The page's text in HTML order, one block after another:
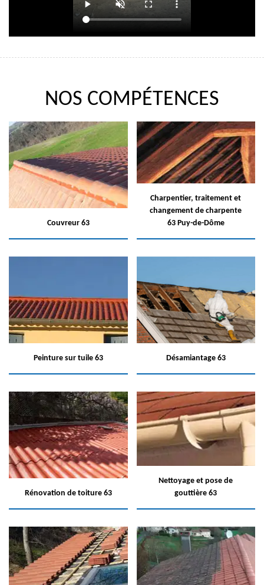
NOS COMPÉTENCES
Couvreur 63
Charpentier, traitement et
changement de charpente
63 Puy-de-Dôme
Peinture sur tuile 63 Désamiantage 63
Rénovation de toiture 63
Nettoyage et pose de
gouttière 63